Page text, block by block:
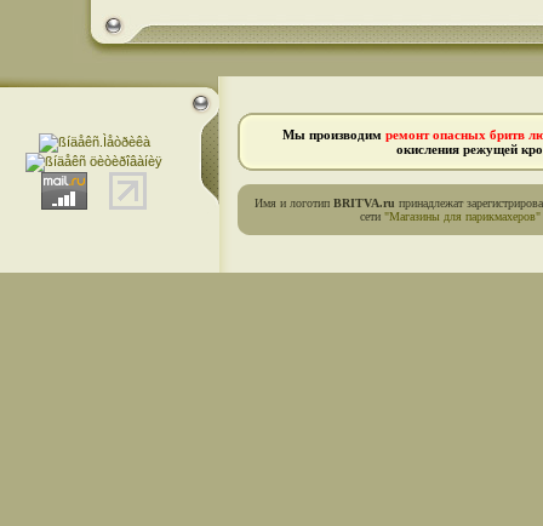
Мы производим ремонт опасных бритв
окисления режущей
Имя и логотип BRITVA.ru принадлежат
сети "Магазины для парикмахеров"